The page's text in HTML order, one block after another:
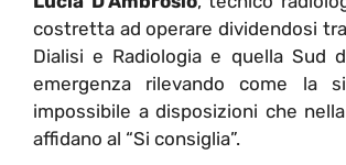
costretta ad operare dividendosi tra
Dialisi e Radiologia e quella Sud
emergenza rilevando come la
impossibile a disposizioni che
affidano al “Si consiglia”.